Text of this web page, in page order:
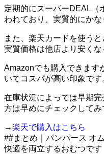
定期的にスーパーDEAL（
われており、実質的にかな
また、楽天カードを使う
実質価格は他店より安くな
Amazonでも購入できます
いてコスパが高い印象です
在庫状況によっては早期
方は早めにチェックしてみ
→楽天で購入はこちら
##まとめ｜パンパース オ
快適を両立するおむつです